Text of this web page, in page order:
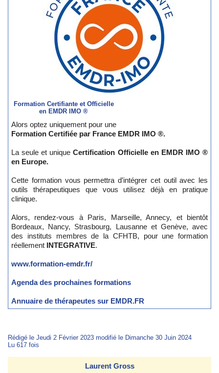
Formation Certifiante et Officielle
en EMDR IMO ®
Alors optez uniquement pour une
Formation Certifiée par France EMDR IMO ®.
La seule et uniqueCertification Officielle en EMDR IMO ®
en Europe.
Cette formation vous permettra d’intégrer cet outil avec les
outils thérapeutiques que vous utilisez déjà en pratique
clinique.
Alors, rendez-vous à Paris, Marseille, Annecy, et bientôt
Bordeaux, Nancy, Strasbourg, Lausanne et Genève, avec
des instituts membres de la CFHTB, pour une formation
réellement INTEGRATIVE.
www.formation-emdr.fr/
Agenda des prochaines formations
Annuaire de thérapeutes sur EMDR.FR
Rédigé le Jeudi 2 Février 2023 modifié le Dimanche 30 Juin 2024
Lu 617 fois
Laurent Gross